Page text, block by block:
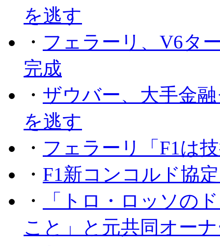
を逃す
・ フェラーリ、V6タ
完成
・ ザウバー、大手金
を逃す
・ フェラーリ「F1は
・ F1新コンコルド協
・
「トロ・ロッソの
こと」と元共同オー